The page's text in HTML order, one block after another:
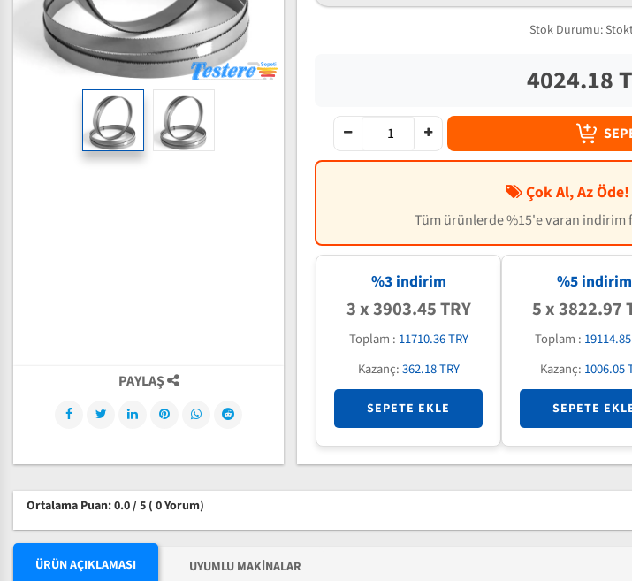
Stok Durumu:
4024.18
Çok Al, Az Öde!
Tüm ürünlerde %15'e varan indirim
%3 indirim
3 x 3903.45 TRY
Toplam : 11710.36 TRY
Kazanç:362.18 TRY
SEPETE EKLE
%5 indirim
5 x 3822.97
Toplam :
Kazanç: 1006.05
SEPETE
PAYLAŞ
Ortalama Puan: 0.0 / 5 ( 0 Yorum)
ÜRÜN AÇIKLAMASI UYUMLU MAKINALAR